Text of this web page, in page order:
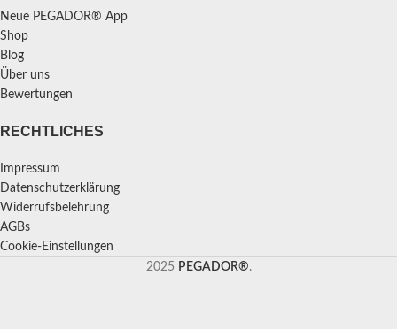
Neue PEGADOR® App
Shop
Blog
Über uns
Bewertungen
RECHTLICHES
Impressum
Datenschutzerklärung
Widerrufsbelehrung
AGBs
Cookie-Einstellungen
2025 PEGADOR®.